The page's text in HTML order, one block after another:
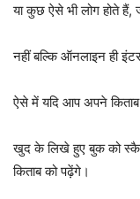
या कुछ ऐसे भी लोग होते हैं,
नहीं बल्कि ऑनलाइन ही
ऐसे में यदि आप अपने
खुद के लिखे हुए बुक को
किताब को पढ़ेंगे।